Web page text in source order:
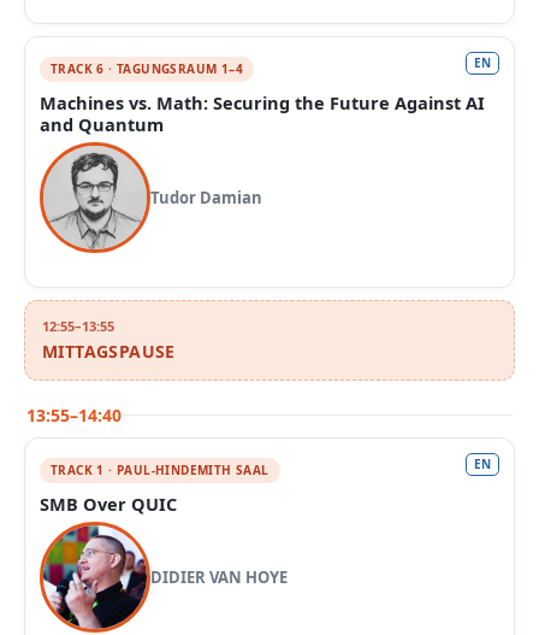
TRACK 6 · TAGUNGSRAUM 1–4 EN
Machines vs. Math: Securing the Future Against AI
and Quantum
Tudor Damian
12:55–13:55
MITTAGSPAUSE
13:55–14:40
TRACK 1 · PAUL-HINDEMITH SAAL EN
SMB Over QUIC
DIDIER VAN HOYE